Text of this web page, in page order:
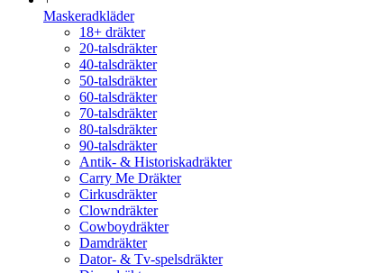
Maskeradkläder
18+ dräkter
20-talsdräkter
40-talsdräkter
50-talsdräkter
60-talsdräkter
70-talsdräkter
80-talsdräkter
90-talsdräkter
Antik- & Historiskadräkter
Carry Me Dräkter
Cirkusdräkter
Clowndräkter
Cowboydräkter
Damdräkter
Dator- & Tv-spelsdräkter